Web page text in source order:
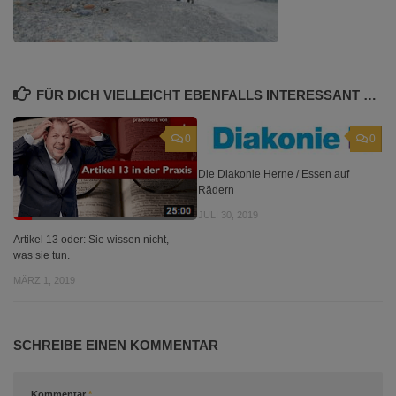
FÜR DICH VIELLEICHT EBENFALLS INTERESSANT …
0
Artikel 13 oder: Sie wissen nicht,
was sie tun.
MÄRZ 1, 2019
0
Die Diakonie Herne / Essen auf
Rädern
JULI 30, 2019
SCHREIBE EINEN KOMMENTAR